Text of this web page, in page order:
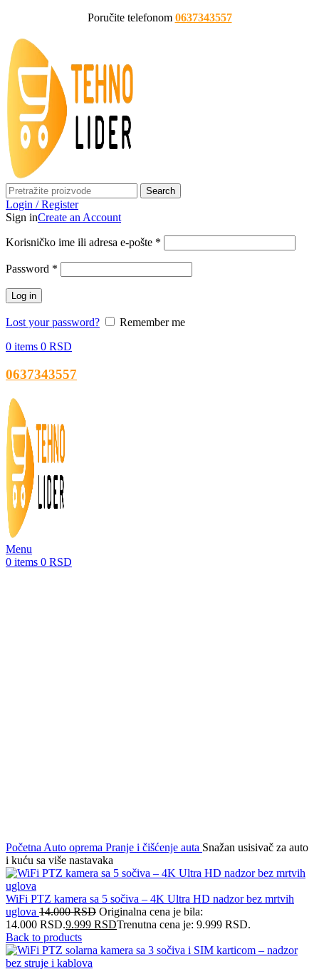
Poručite telefonom 0637343557
Search
Login / Register
Sign inCreate an Account
Korisničko ime ili adresa e-pošte *
Password *
Log in
Lost your password?
Remember me
0 items 0 RSD
0637343557
Menu
0 items 0 RSD
PočetnaAuto oprema Pranje i čišćenje auta Snažan usisivač za auto
i kuću sa više nastavaka
WiFi PTZ kamera sa 5 sočiva – 4K Ultra HD nadzor bez mrtvih
uglova 14.000RSD Originalna cena je bila:
14.000 RSD.9.999 RSDTrenutna cena je: 9.999 RSD.
Back to products